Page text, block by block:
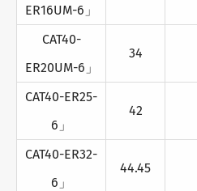
ER16UM-6」
CAT40-
ER20UM-6」
34
CAT40-ER25-
6」
42
CAT40-ER32-
6」
44.45